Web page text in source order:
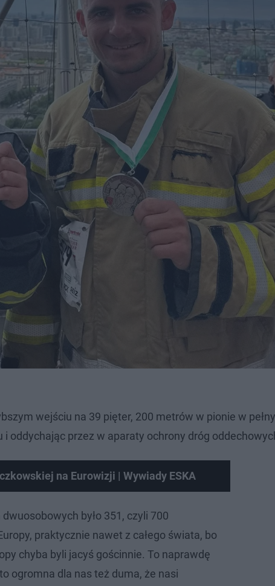
wejściu na 39 pięter, 200 metrów w pionie w
oddychając przez w aparaty ochrony dróg
na Eurowizji | Wywiady ESKA
było 351, czyli 700
praktycznie nawet z całego świata, bo
chyba byli jacyś gościnnie. To naprawdę
ogromna dla nas też duma, że nasi